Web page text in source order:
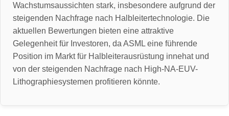
Wachstumsaussichten stark, insbesondere aufgrund der
steigenden Nachfrage nach Halbleitertechnologie. Die
aktuellen Bewertungen bieten eine attraktive
Gelegenheit für Investoren, da ASML eine führende
Position im Markt für Halbleiterausrüstung innehat und
von der steigenden Nachfrage nach High-NA-EUV-
Lithographiesystemen profitieren könnte.